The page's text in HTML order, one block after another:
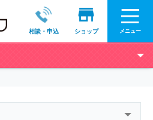
相談・申込 ショップ メニュー